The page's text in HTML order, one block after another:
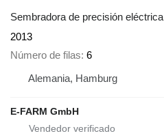
Sembradora de precisión eléctrica
2013
Número de filas 6
Alemania, Hamburg
E-FARM GmbH